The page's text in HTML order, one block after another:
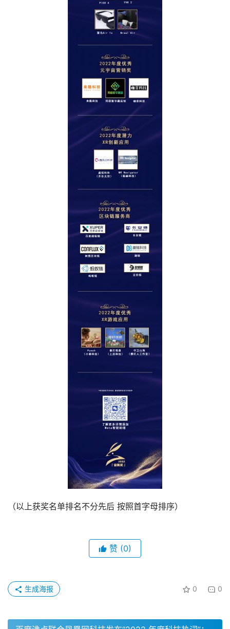
（以上获奖名单排名不分先后 按照首字母排序）
赞 (0)
0 0
生成海报